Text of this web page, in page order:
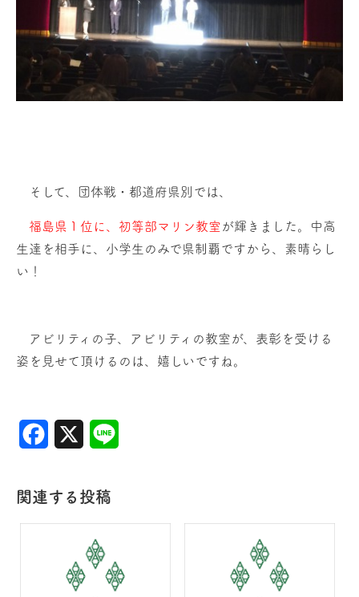
そして、団体戦・都道府県別では、
福島県１位に、初等部マリン教室 が輝きました。中高
生達を相手に、小学生のみで県制覇ですから、素晴らし
い！
アビリティの子、アビリティの教室が、表彰を受ける
姿を見せて頂けるのは、嬉しいですね。
Facebook
関連する投稿